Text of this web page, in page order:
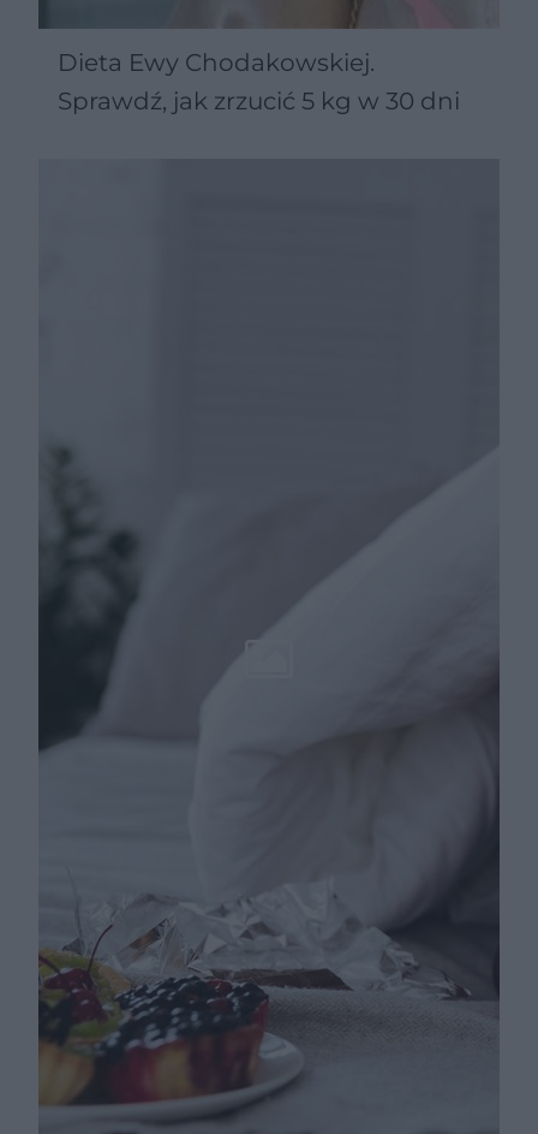
Dieta Ewy Chodakowskiej.
Sprawdź, jak zrzucić 5 kg w 30 dni